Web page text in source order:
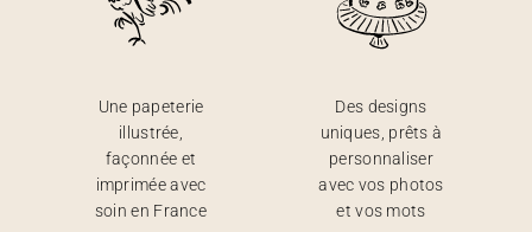
Une papeterie
illustrée,
façonnée et
imprimée avec
soin en France
Des designs
uniques, prêts à
personnaliser
avec vos photos
et vos mots